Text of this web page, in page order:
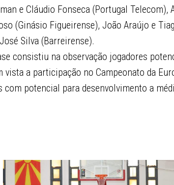
e Cláudio Fonseca (Portugal Telecom),
(Ginásio Figueirense), João Araújo e
Silva (Barreirense).
consistiu na observação jogadores
vista a participação no Campeonato da
com potencial para desenvolvimento a